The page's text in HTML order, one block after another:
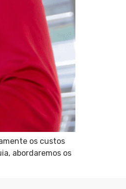
os custos
abordaremos os